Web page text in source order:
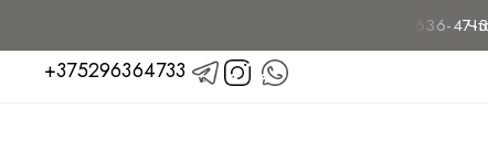
+375 29 636-47-33
Чтобы
+375296364733